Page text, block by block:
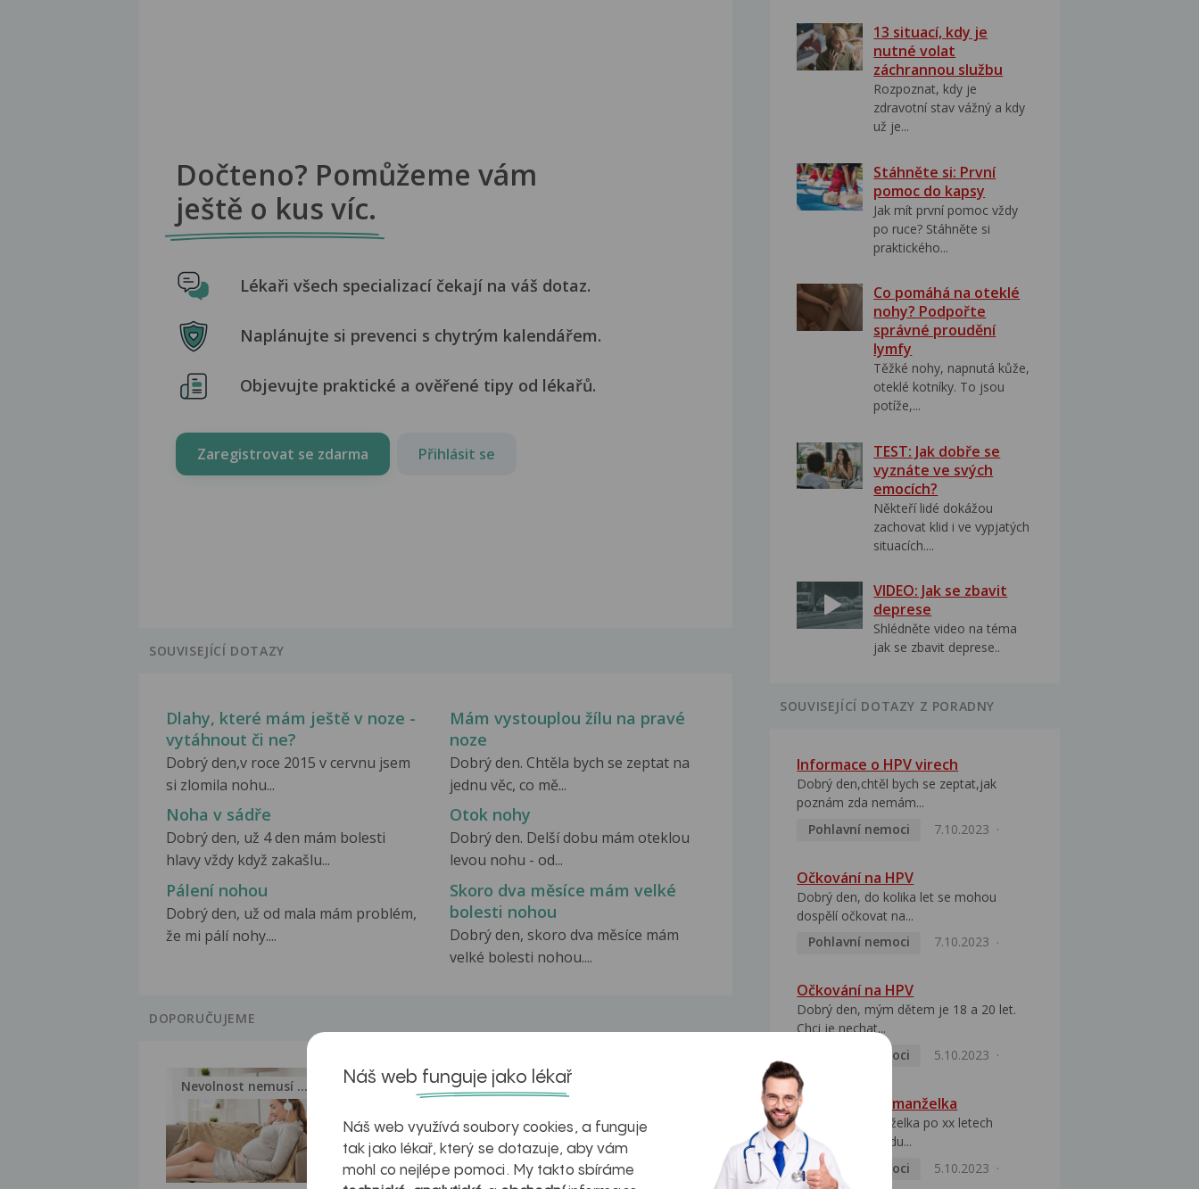
Dočteno? Pomůžeme vám
ještě o kus víc.
Lékaři všech specializací čekají na váš dotaz.
Naplánujte si prevenci s chytrým kalendářem.
Objevujte praktické a ověřené tipy od lékařů.
Zaregistrovat se zdarma Přihlásit se
SOUVISEJÍCÍ DOTAZY
Dlahy, které mám ještě v noze -
vytáhnout či ne?
Dobrý den,v roce 2015 v cervnu jsem
si zlomila nohu...
Mám vystouplou žílu na pravé
noze
Dobrý den. Chtěla bych se zeptat na
jednu věc, co mě...
Noha v sádře
Dobrý den, už 4 den mám bolesti
hlavy vždy když zakašlu...
Otok nohy
Dobrý den. Delší dobu mám oteklou
levou nohu - od...
Pálení nohou
Dobrý den, už od mala mám problém,
že mi pálí nohy....
Skoro dva měsíce mám velké
bolesti nohou
Dobrý den, skoro dva měsíce mám
velké bolesti nohou....
DOPORUČUJEME
Nevolnost nemusí být nutnou... Jak na zdravá játra?
13 situací, kdy je
nutné volat
záchrannou službu
Rozpoznat, kdy je
zdravotní stav vážný a kdy
už je...
Stáhněte si: První
pomoc do kapsy
Jak mít první pomoc vždy
po ruce? Stáhněte si
praktického...
Co pomáhá na oteklé
nohy? Podpořte
správné proudění
lymfy
Těžké nohy, napnutá kůže,
oteklé kotníky. To jsou
potíže,...
TEST: Jak dobře se
vyznáte ve svých
emocích?
Někteří lidé dokážou
zachovat klid i ve vypjatých
situacích....
VIDEO: Jak se zbavit
deprese
Shlédněte video na téma
jak se zbavit deprese..
SOUVISEJÍCÍ DOTAZY Z PORADNY
Informace o HPV virech
Dobrý den,chtěl bych se zeptat,jak
poznám zda nemám...
Pohlavní nemoci
7.10.2023
Očkování na HPV
Dobrý den, do kolika let se mohou
dospělí očkovat na...
Pohlavní nemoci
7.10.2023
Očkování na HPV
Dobrý den, mým dětem je 18 a 20 let.
Chci je nechat...
Pohlavní nemoci
5.10.2023
HPV pozitivní manželka
Dobrý den, manželka po xx letech
přivezla z Východu...
Pohlavní nemoci
5.10.2023
Náš web funguje jako lékař
Náš web využívá soubory cookies, a funguje
tak jako lékař, který se dotazuje, aby vám
mohl co nejlépe pomoci. My takto sbíráme